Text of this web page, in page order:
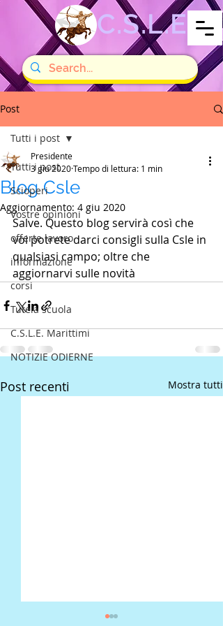
C.S.L.E
Post
Tutti i post
Scioperi
Vostre opinioni
offerte lavoro
informazione
corsi
Tutela scuola
C.S.L.E. Marittimi
NOTIZIE ODIERNE
Tutti i post
Blog Csle
Presidente
3 giu 2020Tempo di lettura: 1 min
Aggiornamento: 4 giu 2020
Salve. Questo blog servirà così che
voi potrete darci consigli sulla Csle in
qualsiasi campo; oltre che
aggiornarvi sulle novità
Post recenti Mostra tutti